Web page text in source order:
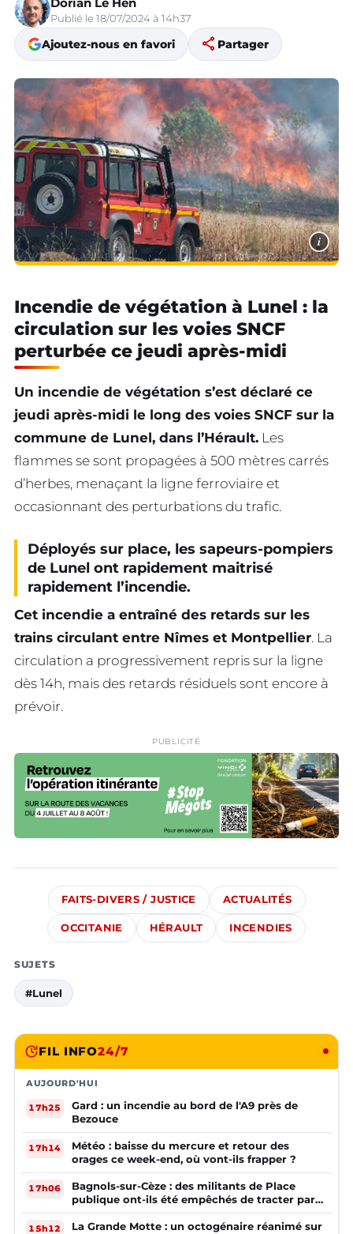
Publié le 18/07/2024 à 14h37
Ajoutez-nous en favori share Partager
i
Incendie de végétation à Lunel : la
circulation sur les voies SNCF
perturbée ce jeudi après-midi
Un incendie de végétation s’est déclaré ce
jeudi après-midi le long des voies SNCF sur la
commune de Lunel, dans l’Hérault. Les
flammes se sont propagées à 500 mètres carrés
d’herbes, menaçant la ligne ferroviaire et
occasionnant des perturbations du trafic.
Déployés sur place, les sapeurs-pompiers
de Lunel ont rapidement maitrisé
rapidement l’incendie.
Cet incendie a entraîné des retards sur les
trains circulant entre Nîmes et Montpellier. La
circulation a progressivement repris sur la ligne
dès 14h, mais des retards résiduels sont encore à
prévoir.
PUBLICITÉ
FAITS-DIVERS / JUSTICE ACTUALITÉS
OCCITANIE HÉRAULT INCENDIES
SUJETS
#Lunel
FIL INFO24/7
AUJOURD'HUI
17h25
Gard : un incendie au bord de l'A9 près de
Bezouce
17h14
Météo : baisse du mercure et retour des
orages ce week-end, où vont-ils frapper ?
17h06
Bagnols-sur-Cèze : des militants de Place
publique ont-ils été empêchés de tracter par
la mairie ?
15h12
La Grande Motte : un octogénaire réanimé sur